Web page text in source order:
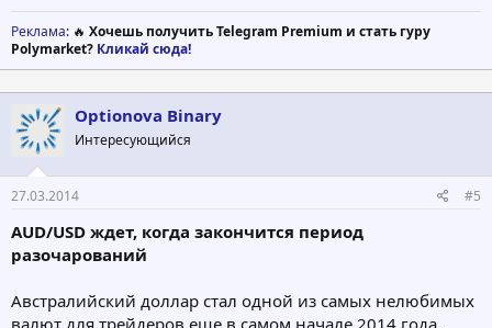
Реклама: 🔥 Хочешь получить Telegram Premium и стать гуру
Polymarket? Кликай сюда!
Optionova Binary
Интересующийся
27.03.2014 #5
AUD/USD ждет, когда закончится период
разочарований
Австралийский доллар стал одной из самых нелюбимых